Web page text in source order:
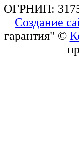
ОГРНИП:
Создание
гарантия" ©